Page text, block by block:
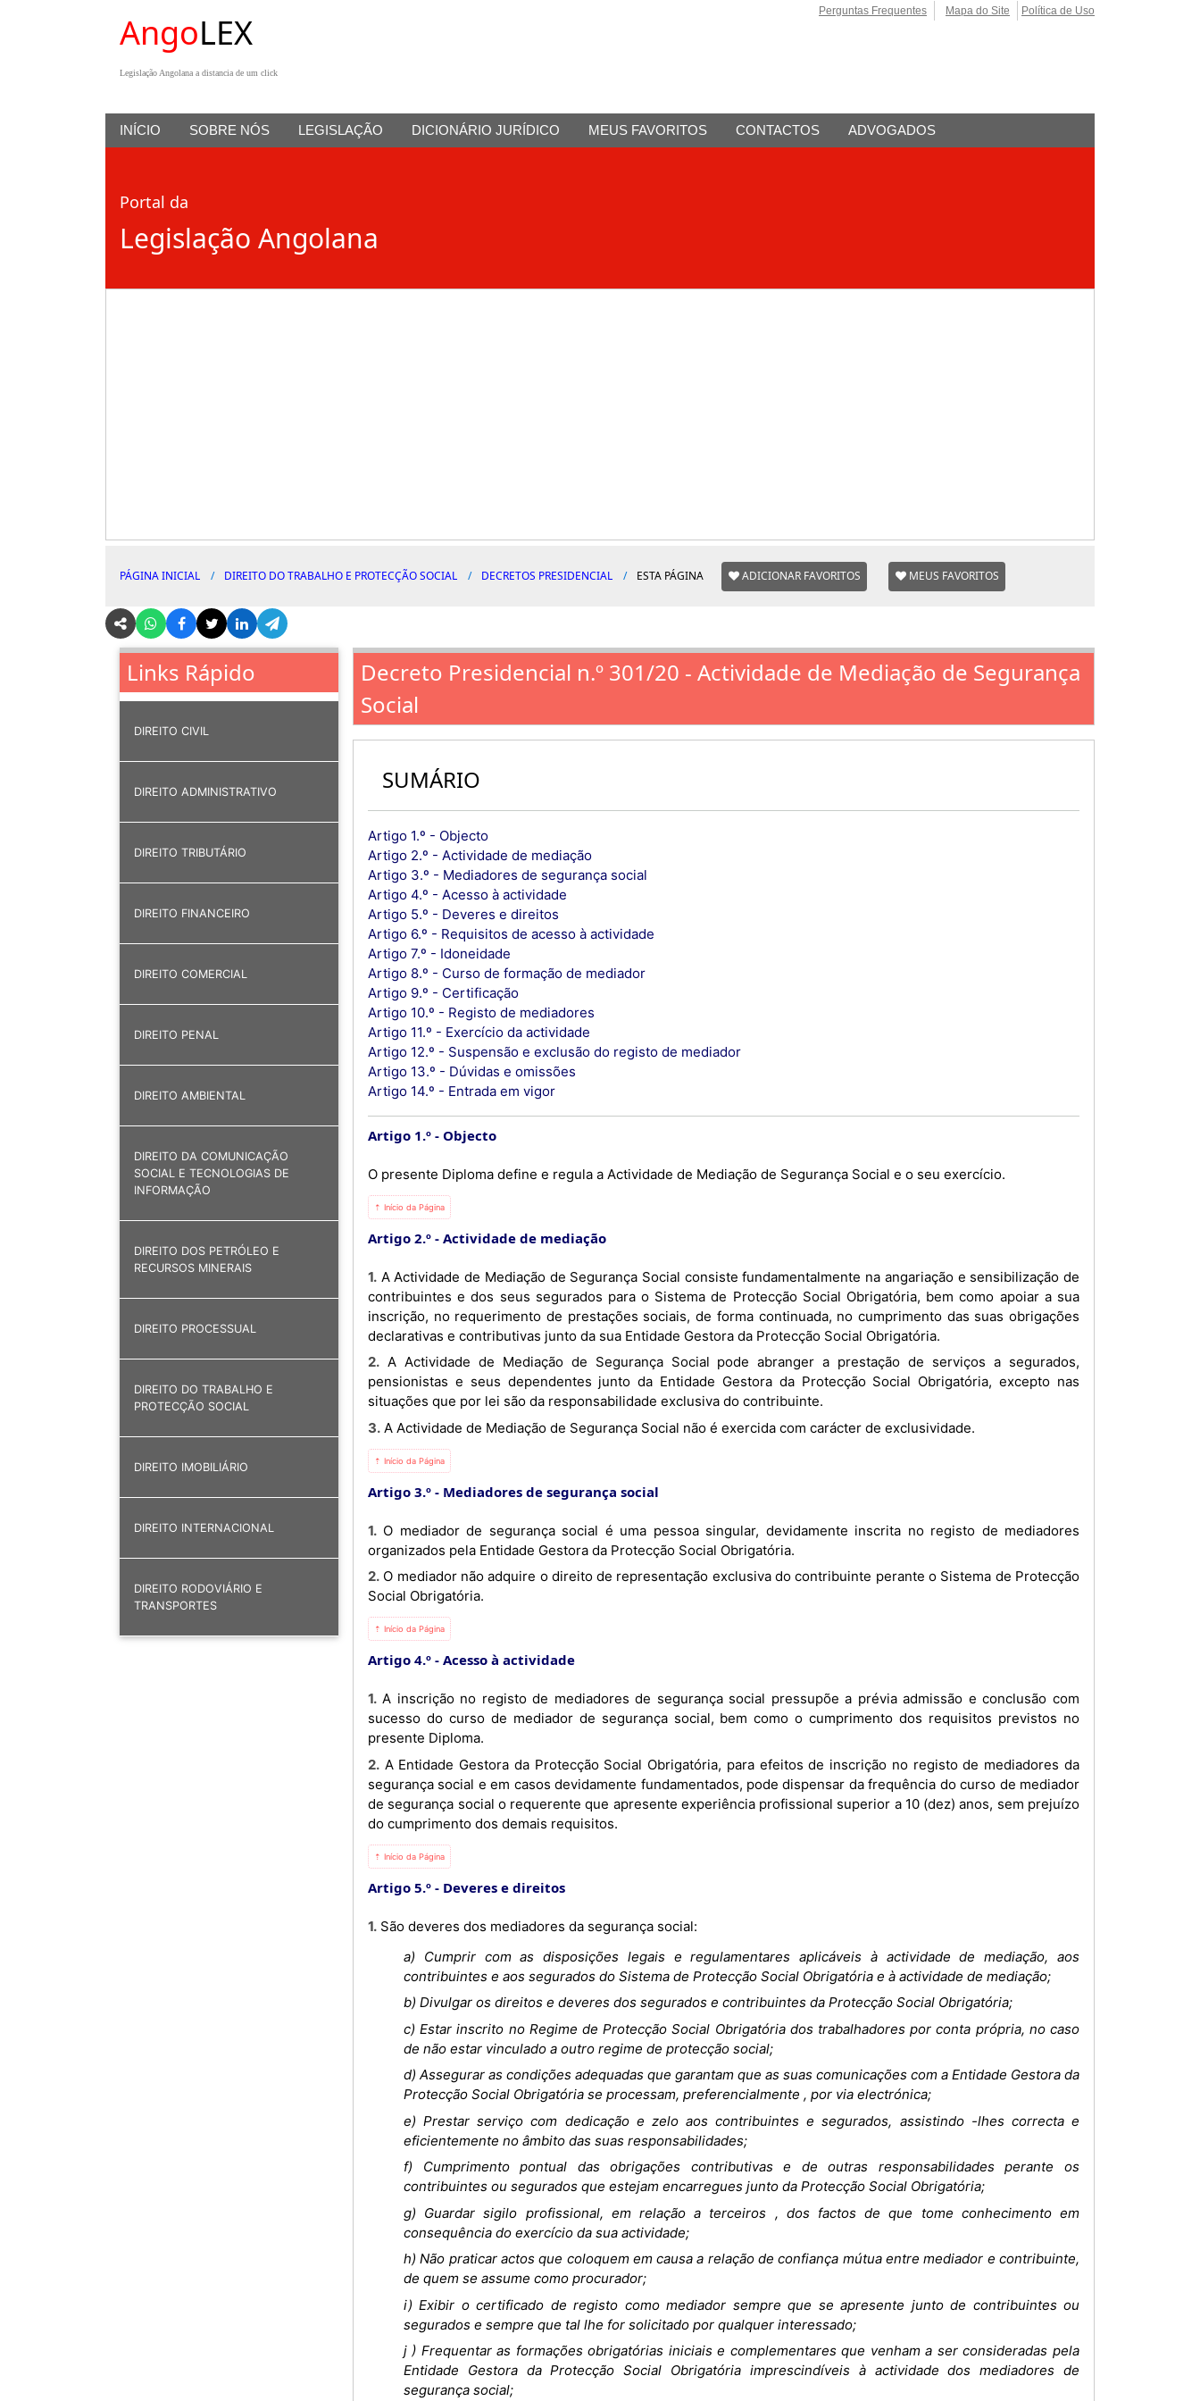
AngoLEX
Legislação Angolana a distancia de um click
Perguntas Frequentes Mapa do Site Política de Uso
INÍCIO SOBRE NÓS LEGISLAÇÃO DICIONÁRIO JURÍDICO MEUS FAVORITOS CONTACTOS ADVOGADOS
Portal da
Legislação Angolana
PÁGINA INICIAL DIREITO DO TRABALHO E PROTECÇÃO SOCIAL DECRETOS PRESIDENCIAL ESTA PÁGINA ADICIONAR FAVORITOS MEUS FAVORITOS
Links Rápido
DIREITO CIVIL
DIREITO ADMINISTRATIVO
DIREITO TRIBUTÁRIO
DIREITO FINANCEIRO
DIREITO COMERCIAL
DIREITO PENAL
DIREITO AMBIENTAL
DIREITO DA COMUNICAÇÃO
SOCIAL E TECNOLOGIAS DE
INFORMAÇÃO
DIREITO DOS PETRÓLEO E
RECURSOS MINERAIS
DIREITO PROCESSUAL
DIREITO DO TRABALHO E
PROTECÇÃO SOCIAL
DIREITO IMOBILIÁRIO
DIREITO INTERNACIONAL
DIREITO RODOVIÁRIO E
TRANSPORTES
Decreto Presidencial n.º 301/20 - Actividade de Mediação de Segurança
Social
SUMÁRIO
Artigo 1.º - Objecto
Artigo 2.º - Actividade de mediação
Artigo 3.º - Mediadores de segurança social
Artigo 4.º - Acesso à actividade
Artigo 5.º - Deveres e direitos
Artigo 6.º - Requisitos de acesso à actividade
Artigo 7.º - Idoneidade
Artigo 8.º - Curso de formação de mediador
Artigo 9.º - Certificação
Artigo 10.º - Registo de mediadores
Artigo 11.º - Exercício da actividade
Artigo 12.º - Suspensão e exclusão do registo de mediador
Artigo 13.º - Dúvidas e omissões
Artigo 14.º - Entrada em vigor
Artigo 1.º Objecto
O presente Diploma define e regula a Actividade de Mediação de Segurança Social e o seu exercício.
⇡ Início da Página
Artigo 2.º Actividade de mediação
1. A Actividade de Mediação de Segurança Social consiste fundamentalmente na angariação e sensibilização de
contribuintes e dos seus segurados para o Sistema de Protecção Social Obrigatória, bem como apoiar a sua
inscrição, no requerimento de prestações sociais, de forma continuada, no cumprimento das suas obrigações
declarativas e contributivas junto da sua Entidade Gestora da Protecção Social Obrigatória.
2. A Actividade de Mediação de Segurança Social pode abranger a prestação de serviços a segurados,
pensionistas e seus dependentes junto da Entidade Gestora da Protecção Social Obrigatória, excepto nas
situações que por lei são da responsabilidade exclusiva do contribuinte.
3. A Actividade de Mediação de Segurança Social não é exercida com carácter de exclusividade.
⇡ Início da Página
Artigo 3.º Mediadores de segurança social
1. O mediador de segurança social é uma pessoa singular, devidamente inscrita no registo de mediadores
organizados pela Entidade Gestora da Protecção Social Obrigatória.
2. O mediador não adquire o direito de representação exclusiva do contribuinte perante o Sistema de Protecção
Social Obrigatória.
⇡ Início da Página
Artigo 4.º Acesso à actividade
1. A inscrição no registo de mediadores de segurança social pressupõe a prévia admissão e conclusão com
sucesso do curso de mediador de segurança social, bem como o cumprimento dos requisitos previstos no
presente Diploma.
2. A Entidade Gestora da Protecção Social Obrigatória, para efeitos de inscrição no registo de mediadores da
segurança social e em casos devidamente fundamentados, pode dispensar da frequência do curso de mediador
de segurança social o requerente que apresente experiência profissional superior a 10 (dez) anos, sem prejuízo
do cumprimento dos demais requisitos.
⇡ Início da Página
Artigo 5.º Deveres e direitos
1. São deveres dos mediadores da segurança social:
a) Cumprir com as disposições legais e regulamentares aplicáveis à actividade de mediação, aos
contribuintes e aos segurados do Sistema de Protecção Social Obrigatória e à actividade de mediação;
b) Divulgar os direitos e deveres dos segurados e contribuintes da Protecção Social Obrigatória;
c) Estar inscrito no Regime de Protecção Social Obrigatória dos trabalhadores por conta própria, no caso
de não estar vinculado a outro regime de protecção social;
d) Assegurar as condições adequadas que garantam que as suas comunicações com a Entidade Gestora da
Protecção Social Obrigatória se processam, preferencialmente , por via electrónica;
e) Prestar serviço com dedicação e zelo aos contribuintes e segurados, assistindo -lhes correcta e
eficientemente no âmbito das suas responsabilidades;
f) Cumprimento pontual das obrigações contributivas e de outras responsabilidades perante os
contribuintes ou segurados que estejam encarregues junto da Protecção Social Obrigatória;
g) Guardar sigilo profissional, em relação a terceiros , dos factos de que tome conhecimento em
consequência do exercício da sua actividade;
h) Não praticar actos que coloquem em causa a relação de confiança mútua entre mediador e contribuinte,
de quem se assume como procurador;
i) Exibir o certificado de registo como mediador sempre que se apresente junto de contribuintes ou
segurados e sempre que tal lhe for solicitado por qualquer interessado;
j ) Frequentar as formações obrigatórias iniciais e complementares que venham a ser consideradas pela
Entidade Gestora da Protecção Social Obrigatória imprescindíveis à actividade dos mediadores de
segurança social;